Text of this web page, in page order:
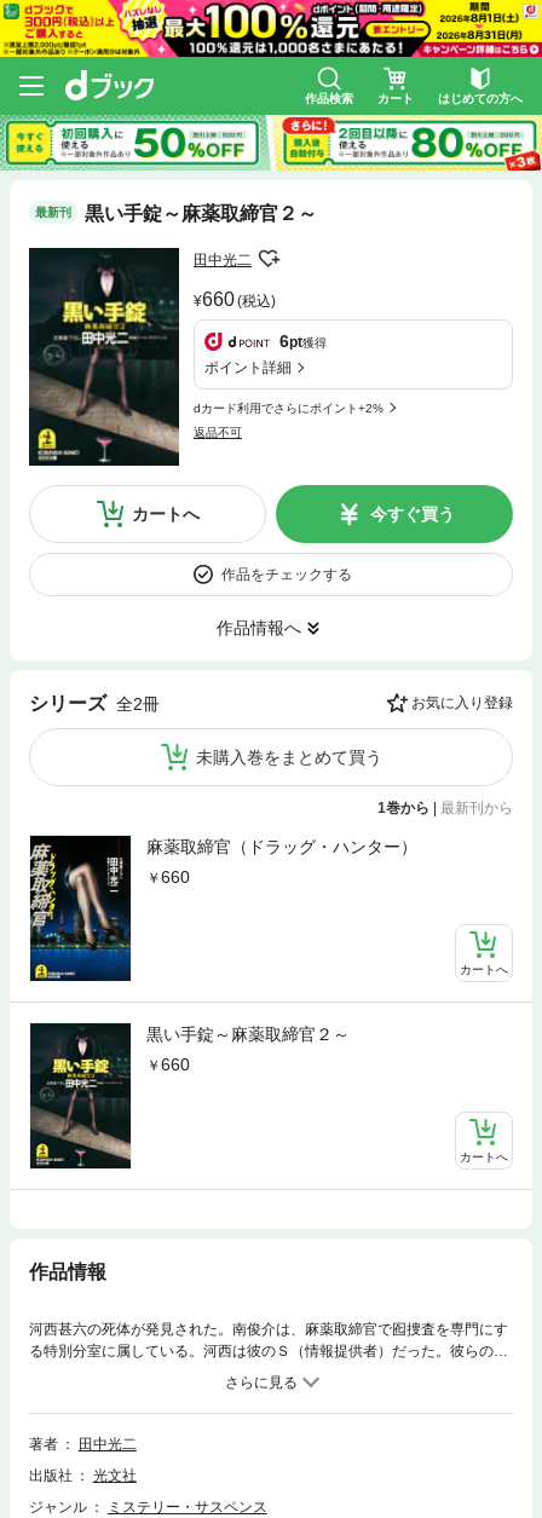
作品検索 カート はじめての方へ
最新刊 黒い手錠～麻薬取締官２～
田中光二
660(税込)
6pt獲得
ポイント詳細
dカード利用でさらにポイント+2%
返品不可
カートへ 今すぐ買う
作品をチェックする
作品情報へ
シリーズ 全2冊 お気に入り登録
未購入巻をまとめて買う
1巻から | 最新刊から
麻薬取締官（ドラッグ・ハンター）
660
カートへ
黒い手錠～麻薬取締官２～
660
カートへ
作品情報
河西甚六の死体が発見された。南俊介は、麻薬取締官で囮捜査を専門にす
る特別分室に属している。河西は彼のＳ（情報提供者）だった。彼らの任
務には必要な存在であるＳは、売人を装うなど暴力団との間で危ない橋を
渡ることも多い。自責の念に駆られ深酒をした南を待ち受けていたのは、
甘美な罠だった……！？ 実際に起きている信じ難い癒着を描く、好評新
企画第二弾！
著者
田中光二
出版社
光文社
ジャンル
ミステリー・サスペンス